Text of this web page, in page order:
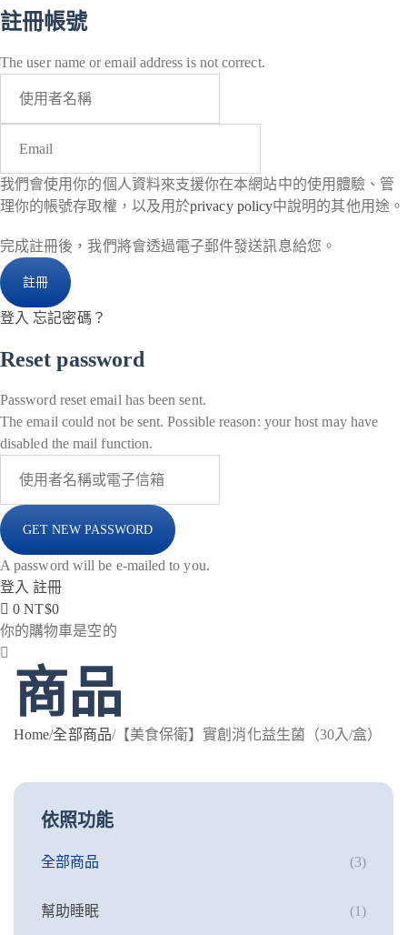
註冊帳號
The user name or email address is not correct.
我們會使用你的個人資料來支援你在本網站中的使用體驗、管
理你的帳號存取權，以及用於privacy policy中說明的其他用途。
完成註冊後，我們將會透過電子郵件發送訊息給您。
登入 忘記密碼？
Reset password
Password reset email has been sent.
The email could not be sent. Possible reason: your host may have
disabled the mail function.
A password will be e-mailed to you.
登入 註冊
0 NT$0
你的購物車是空的
商品
Home/全部商品/【美食保衛】實創消化益生菌（30入/盒）
依照功能
全部商品 (3)
幫助睡眠 (1)